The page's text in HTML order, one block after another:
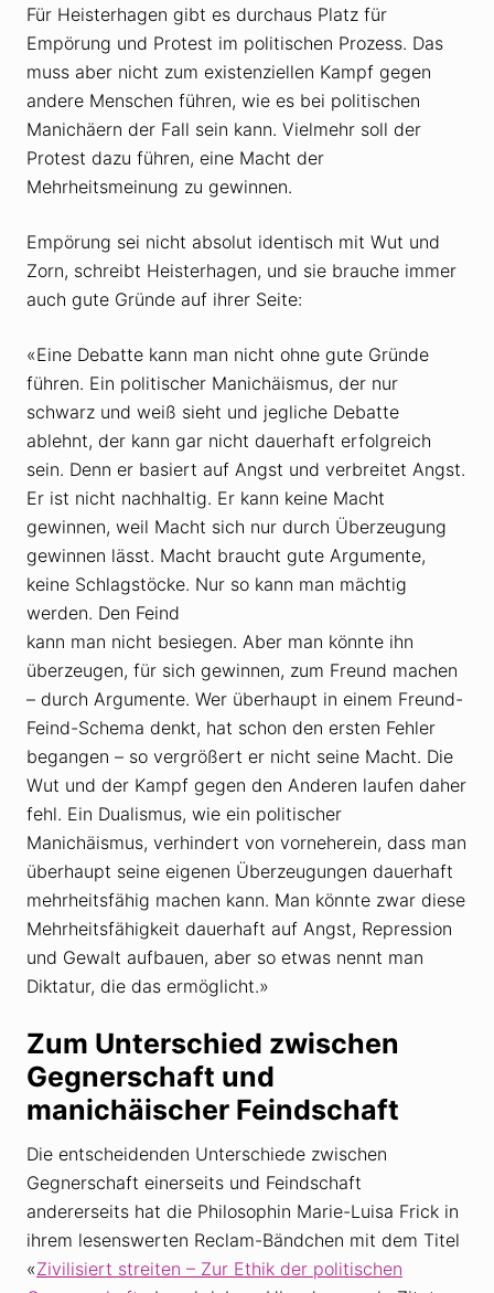
Für Heisterhagen gibt es durchaus Platz für
Empörung und Protest im politischen Prozess. Das
muss aber nicht zum existenziellen Kampf gegen
andere Menschen führen, wie es bei politischen
Manichäern der Fall sein kann. Vielmehr soll der
Protest dazu führen, eine Macht der
Mehrheitsmeinung zu gewinnen.
Empörung sei nicht absolut identisch mit Wut und
Zorn, schreibt Heisterhagen, und sie brauche immer
auch gute Gründe auf ihrer Seite:
«Eine Debatte kann man nicht ohne gute Gründe
führen. Ein politischer Manichäismus, der nur
schwarz und weiß sieht und jegliche Debatte
ablehnt, der kann gar nicht dauerhaft erfolgreich
sein. Denn er basiert auf Angst und verbreitet Angst.
Er ist nicht nachhaltig. Er kann keine Macht
gewinnen, weil Macht sich nur durch Überzeugung
gewinnen lässt. Macht braucht gute Argumente,
keine Schlagstöcke. Nur so kann man mächtig
werden. Den Feind
kann man nicht besiegen. Aber man könnte ihn
überzeugen, für sich gewinnen, zum Freund machen
– durch Argumente. Wer überhaupt in einem Freund-
Feind-Schema denkt, hat schon den ersten Fehler
begangen – so vergrößert er nicht seine Macht. Die
Wut und der Kampf gegen den Anderen laufen daher
fehl. Ein Dualismus, wie ein politischer
Manichäismus, verhindert von vorneherein, dass man
überhaupt seine eigenen Überzeugungen dauerhaft
mehrheitsfähig machen kann. Man könnte zwar diese
Mehrheitsfähigkeit dauerhaft auf Angst, Repression
und Gewalt aufbauen, aber so etwas nennt man
Diktatur, die das ermöglicht.»
Zum Unterschied zwischen
Gegnerschaft und
manichäischer Feindschaft
Die entscheidenden Unterschiede zwischen
Gegnerschaft einerseits und Feindschaft
andererseits hat die Philosophin Marie-Luisa Frick in
ihrem lesenswerten Reclam-Bändchen mit dem Titel
«Zivilisiert streiten – Zur Ethik der politischen